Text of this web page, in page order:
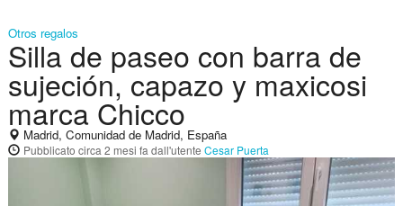
Otros regalos
Silla de paseo con barra de
sujeción, capazo y maxicosi
marca Chicco
Madrid, Comunidad de Madrid, España
Pubblicato circa 2 mesi fa dall'utente Cesar Puerta